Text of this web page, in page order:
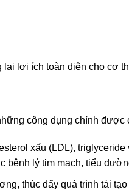
lại lợi ích toàn diện cho cơ
công dụng chính được
xấu (LDL), triglyceride
bệnh lý tim mạch, tiểu
thúc đẩy quá trình tái